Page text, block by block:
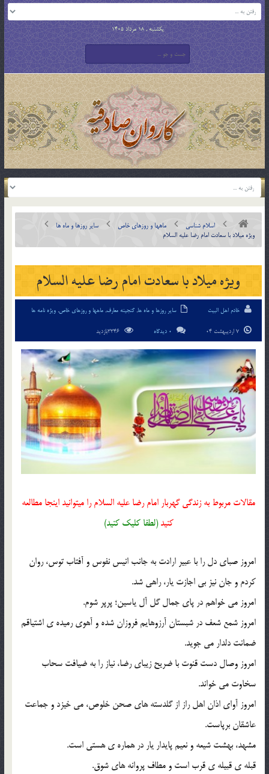
یکشنبه , 18 مرداد 1405
اسلام شناسی ماهها و روزهای خاص
سایر روزها و ماه ها
ویژه میلاد با سعادت امام رضا علیه السلام
ویژه میلاد با سعادت امام رضا علیه السلام
خادم اهل البیت سایر روزها و ماه ها, گنجینه معارف, ماهها و روزهای خاص, ویژه نامه ها
0 دیدگاه
مقالات مربوط به زندگی گهربار امام رضا علیه السلام را میتوانید اینجا مطالعه
کنید(لطفا کلیک کنید)
امروز صبای دل را با عبیر ارادت به جانب انیس نفوس و آفتاب توس، روان
کردم و جان نیز بی اجازت یار، راهی شد.
امروز می خواهم در پای جمال گل آل یاسین؛ پرپر شوم.
امروز شمع شعف در شبستان آرزوهایم فروزان شده و آهوی رمیده ی اشتیاقم
ضمانت دلدار می جوید.
امروز وصال دست قنوت با ضریح زیبای رضا، نیاز را به ضیافت سحاب
سخاوت می خواند.
امروز آوای اذان اهل راز از گلدسته های صحن خلوص، می خیزد و جماعت
عاشقان برپاست.
مشهد، بهشت شیعه و نعیم پایدار یار در هماره ی هستی است.
قبله ی قبیله ی قرب است و مطاف پروانه های شوق.